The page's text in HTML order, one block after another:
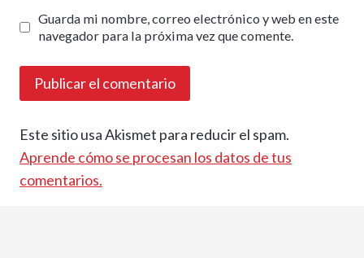
Guarda mi nombre, correo electrónico y web en este
navegador para la próxima vez que comente.
Este sitio usa Akismet para reducir el spam.
Aprende cómo se procesan los datos de tus
comentarios.